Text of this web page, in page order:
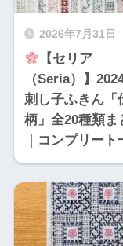
2026年7月31日
【セリア
（Seria）】
刺し子ふきん「
柄」全20種類ま
｜コンプリート